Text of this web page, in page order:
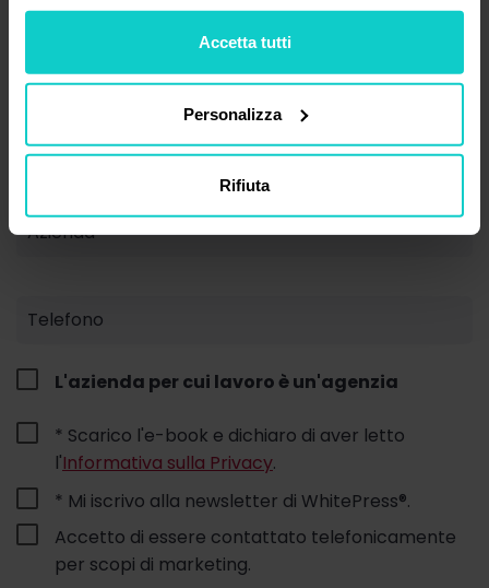
Accetta tutti
Personalizza
Rifiuta
Cognome*
Azienda
Telefono
L'azienda per cui lavoro è un'agenzia
* Scarico l'e-book e dichiaro di aver letto
l'Informativa sulla Privacy.
* Mi iscrivo alla newsletter di WhitePress®.
Accetto di essere contattato telefonicamente
per scopi di marketing.